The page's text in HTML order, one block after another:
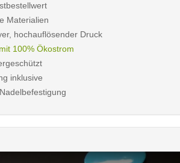
Materialien
hochauflösender Druck
100% Ökostrom
inklusive